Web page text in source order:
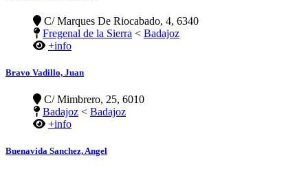
C/ Marques De Riocabado, 4, 6340
Fregenal de la Sierra < Badajoz
+info
Bravo Vadillo, Juan
C/ Mimbrero, 25, 6010
Badajoz < Badajoz
+info
Buenavida Sanchez, Angel